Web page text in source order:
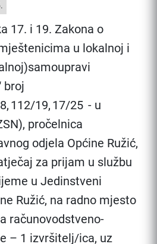
17. i 19. Zakona o
u lokalnoj i
broj
112/19, 17/25 - u
pročelnica
odjela Općine Ružić,
za prijam u službu
u Jedinstveni
Ružić, na radno mjesto
računovodstveno-
– 1 izvršitelj/ica, uz